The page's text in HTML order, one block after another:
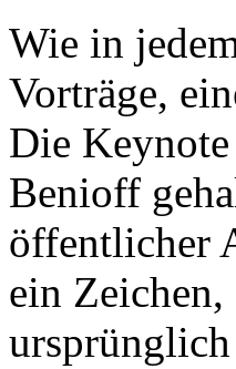
Wie in
Vorträge,
Die
Benioff
öffentlicher
ein Zeichen,
ursprünglich